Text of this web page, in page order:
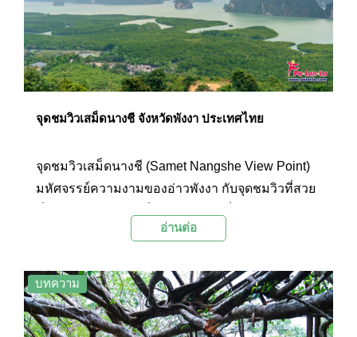
จุดชมวิวเสม็ดนางชี จังหวัดพังงา ประเทศไทย
จุดชมวิวเสม็ดนางชี (Samet Nangshe View Point)
มหัศจรรย์ความงามของอ่าวพังงา กับจุดชมวิวที่สวย
ของเกาะแก่ง ภูเขาหินปูนต่างๆ ในอ่าวพังงาได้อย่าง
อ่านต่อ
บทความ